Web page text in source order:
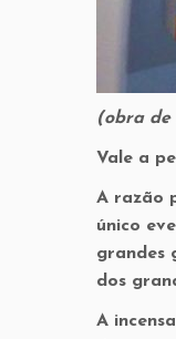
(obra de
Vale a
A razão
único
grandes
dos
A